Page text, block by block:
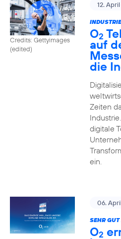
Credits: Gettyimages
(edited)
12.
O2
auf
die
Zeiten
digitale
ein.
06.
SEHR
O2